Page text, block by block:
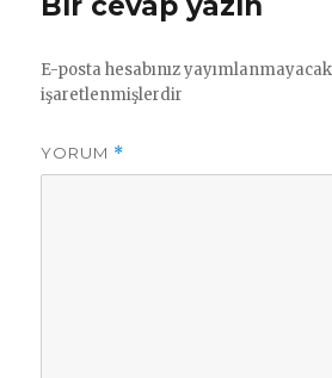
E-posta hesabınız
işaretlenmişlerdir
YORUM *